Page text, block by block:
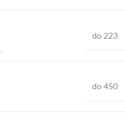
do 223
do 450